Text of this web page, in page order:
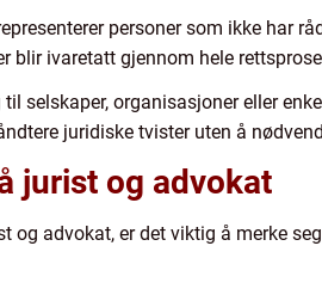
personer som ikke har
blir ivaretatt gjennom hele
selskaper, organisasjoner eller
juridiske tvister uten å
jurist og advokat
advokat, er det viktig å merke